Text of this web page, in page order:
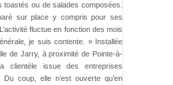
toastés ou de salades composées.
sur place y compris pour ses
fluctue en fonction des mois
je suis contente. » Installée
de Jarry, à proximité de Pointe-à-
clientèle issue des entreprises
coup, elle n’est ouverte qu’en